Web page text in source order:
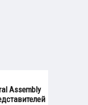
Assembly